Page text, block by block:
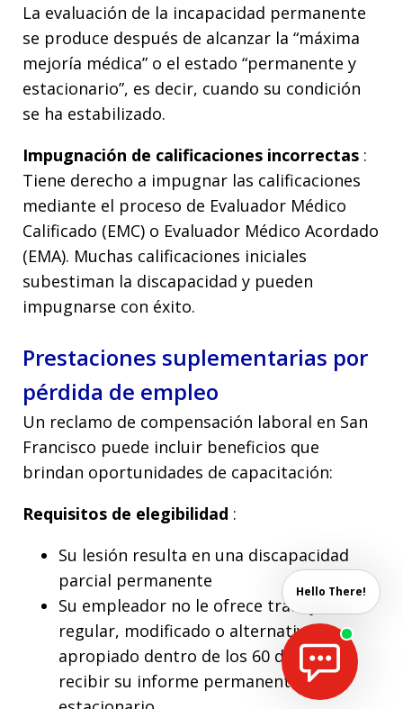
La evaluación de la incapacidad permanente
se produce después de alcanzar la “máxima
mejoría médica” o el estado “permanente y
estacionario”, es decir, cuando su condición
se ha estabilizado.
Impugnación de calificaciones incorrectas :
Tiene derecho a impugnar las calificaciones
mediante el proceso de Evaluador Médico
Calificado (EMC) o Evaluador Médico Acordado
(EMA). Muchas calificaciones iniciales
subestiman la discapacidad y pueden
impugnarse con éxito.
Prestaciones suplementarias por
pérdida de empleo
Un reclamo de compensación laboral en San
Francisco puede incluir beneficios que
brindan oportunidades de capacitación:
Requisitos de elegibilidad :
Su lesión resulta en una discapacidad
parcial permanente
Su empleador no le ofrece trabajo
regular, modificado o alternativo
apropiado dentro de los 60 días de
recibir su informe permanente y
Hello There!